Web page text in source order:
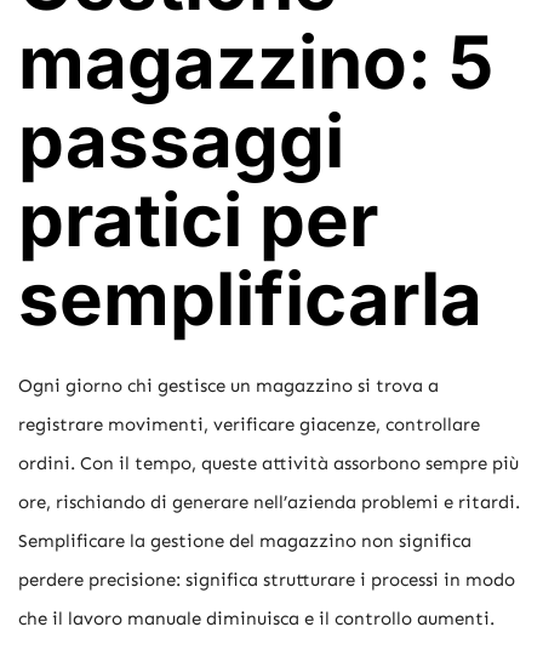
magazzino: 5
passaggi
pratici per
semplificarla
Ogni giorno chi gestisce un magazzino si trova a
registrare movimenti, verificare giacenze, controllare
ordini. Con il tempo, queste attività assorbono sempre più
ore, rischiando di generare nell’azienda problemi e ritardi.
Semplificare la gestione del magazzino non significa
perdere precisione: significa strutturare i processi in modo
che il lavoro manuale diminuisca e il controllo aumenti.